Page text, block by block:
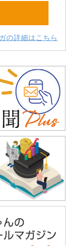
の詳細はこちら